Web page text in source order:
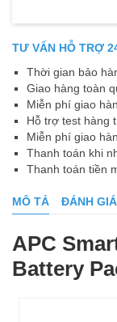
TƯ VẤN HỖ TRỢ
Thời gian bảo
Giao hàng toàn
Miễn phí giao
Hỗ trợ test hàng
Miễn phí giao
Thanh toán khi
Thanh toán tiền
MÔ TẢ ĐÁNH
APC
Battery